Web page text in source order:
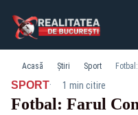
Acasă Știri Sport
SPORT· 1 min citire
Fotbal: Farul